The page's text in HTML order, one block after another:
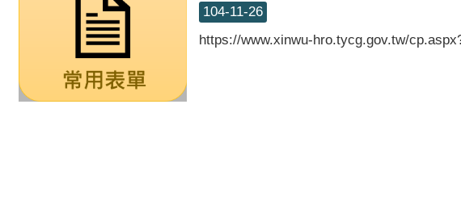
104-11-26
https://www.xinwu-hro.tycg.gov.tw/